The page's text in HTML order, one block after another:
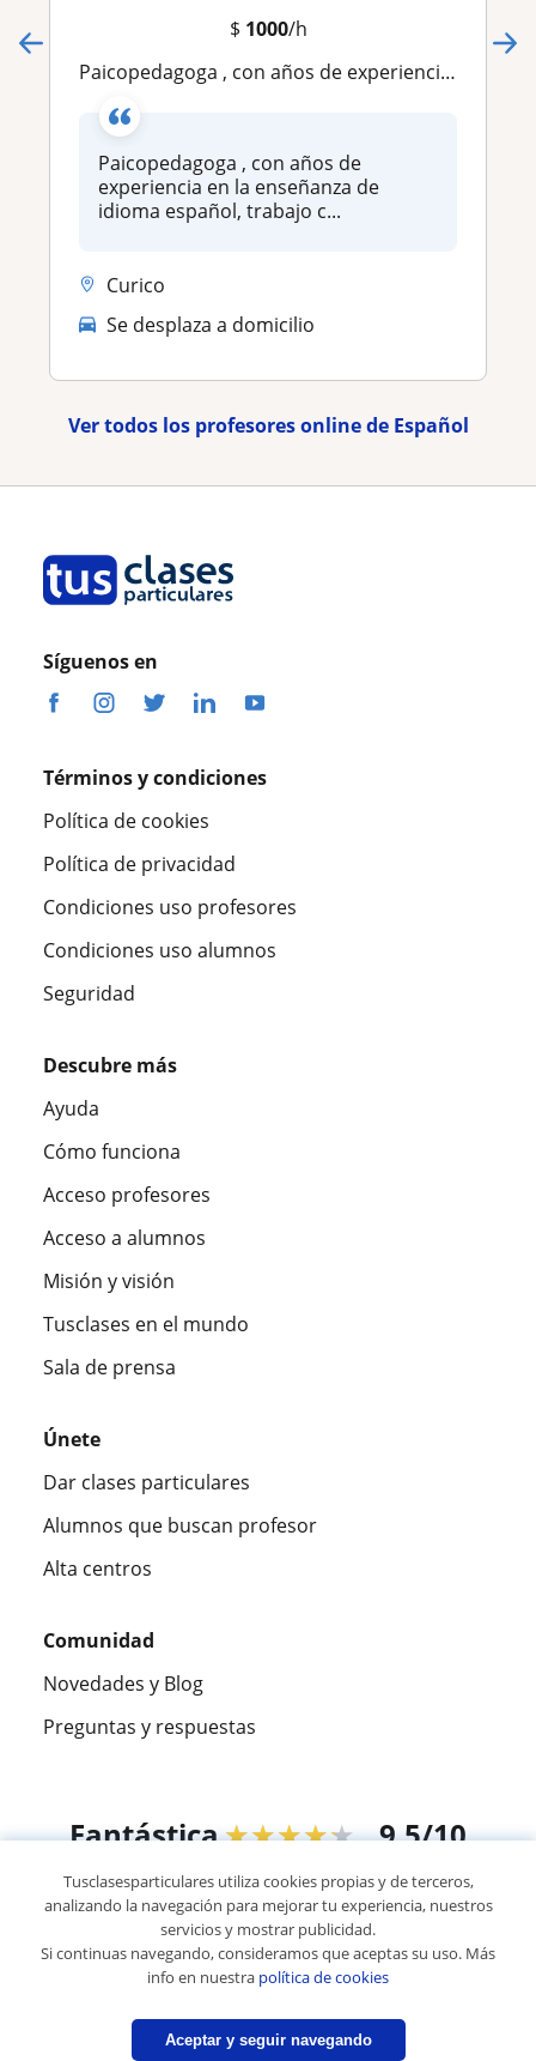
$ 1000/h
Paicopedagoga , con años de experiencia en la enseñanza de idioma español, trabajo con niños y adultos
Paicopedagoga , con años de
experiencia en la enseñanza de
idioma español, trabajo c...
Curico
Se desplaza a domicilio
Ver todos los profesores online de Español
Síguenos en
Términos y condiciones
Política de cookies
Política de privacidad
Condiciones uso profesores
Condiciones uso alumnos
Seguridad
Descubre más
Ayuda
Cómo funciona
Acceso profesores
Acceso a alumnos
Misión y visión
Tusclases en el mundo
Sala de prensa
Únete
Dar clases particulares
Alumnos que buscan profesor
Alta centros
Comunidad
Novedades y Blog
Preguntas y respuestas
Fantástica★★★★★ 9,5/10
305915opiniones de alumnos
© 2007 - 2026 Tus clases particulares
Mapa web:Profesores particulares
Tusclasesparticulares utiliza cookies propias y de terceros,
analizando la navegación para mejorar tu experiencia, nuestros
servicios y mostrar publicidad.
Si continuas navegando, consideramos que aceptas su uso. Más
info en nuestra política de cookies
Aceptar y seguir navegando